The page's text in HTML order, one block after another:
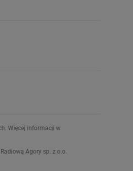
Więcej informacji w
Agory sp. z o.o.